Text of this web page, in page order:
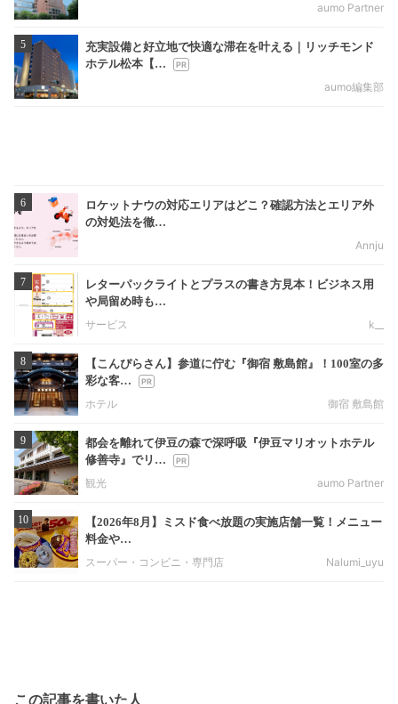
aumo Partner
5
充実設備と好立地で快適な滞在を叶える｜リッチモンド
ホテル松本【…
aumo編集部
6
ロケットナウの対応エリアはどこ？確認方法とエリア外
の対処法を徹…
Annju
7
レターパックライトとプラスの書き方見本！ビジネス用
や局留め時も…
サービス
k__
8
【こんぴらさん】参道に佇む『御宿 敷島館』！100室の多
彩な客…
ホテル
御宿 敷島館
9
都会を離れて伊豆の森で深呼吸『伊豆マリオットホテル
修善寺』でリ…
観光
aumo Partner
10
【2026年8月】ミスド食べ放題の実施店舗一覧！メニュー
料金や…
スーパー・コンビニ・専門店
Nalumi_uyu
この記事を書いた人